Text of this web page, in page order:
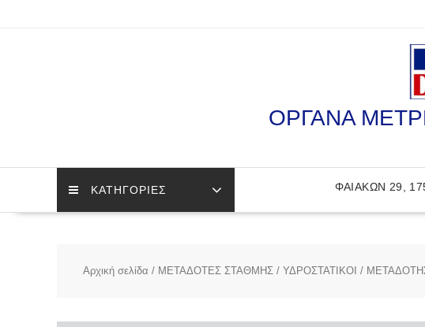
ΟΡΓΑΝΑ
ΚΑΤΗΓΟΡΙΕΣ ΦΑΙΑΚΩΝ 29,
Αρχική σελίδα / ΜΕΤΑΔΟΤΕΣ ΣΤΑΘΜΗΣ / ΥΔΡΟΣΤΑΤΙΚΟΙ /